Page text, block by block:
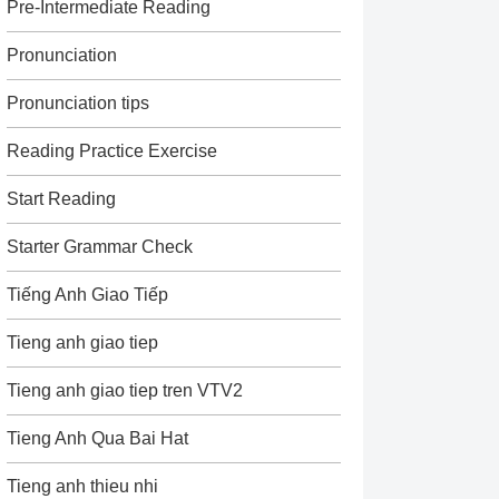
Pre-Intermediate Reading
Pronunciation
Pronunciation tips
Reading Practice Exercise
Start Reading
Starter Grammar Check
Tiếng Anh Giao Tiếp
Tieng anh giao tiep
Tieng anh giao tiep tren VTV2
Tieng Anh Qua Bai Hat
Tieng anh thieu nhi